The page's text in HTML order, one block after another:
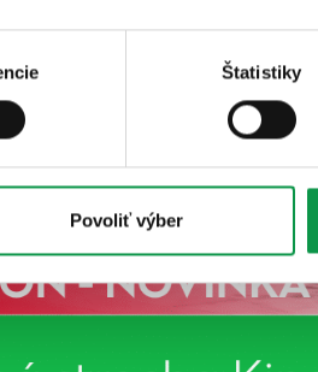
Štatistiky
Povoliť výber